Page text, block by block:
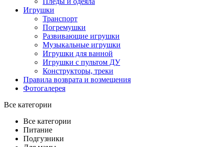
Игрушки
Транспорт
Погремушки
Развивающие игрушки
Музыкальные игрушки
Игрушки для ванной
Игрушки с пультом ДУ
Конструкторы, треки
Правила возврата и возмещения
Фотогалерея
Все категории
Все категории
Питание
Подгузники